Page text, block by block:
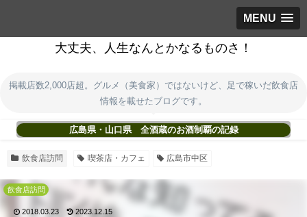
MENU
大丈夫、人生なんとかなるものさ！
掲載店数2,000店超。グルメ（美食家）ではないけど、足で稼いだ飲食店
情報を載せたブログです。
広島県・山口県 全酒蔵のお酒制覇の記録
飲食店訪問 喫茶店・カフェ 広島市中区
飲食店訪問
2018.03.23 2023.12.15